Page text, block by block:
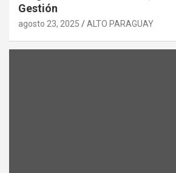
Gestión
agosto 23, 2025 ALTO PARAGUAY